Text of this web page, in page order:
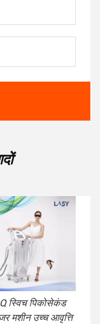
स्विच पिकोसेकंड
मशीन उच्च आवृत्ति